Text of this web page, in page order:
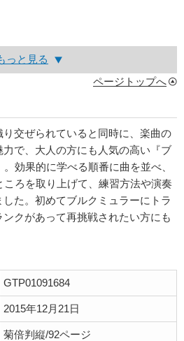
っと見る
ページトップへ
交ぜられていると同時に、楽曲の
で、大人の方にも人気の高い『ブ
効果的に学べる順番に曲を並べ、
ろを取り上げて、練習方法や演奏
た。初めてブルクミュラーにトラ
クがあって再挑戦されたい方にも
GTP01091684
2015年12月21日
菊倍判縦/92ページ